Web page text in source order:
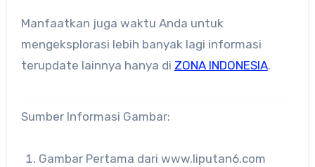
Manfaatkan juga waktu Anda untuk
mengeksplorasi lebih banyak lagi informasi
terupdate lainnya hanya di ZONA INDONESIA.
Sumber Informasi Gambar:
Gambar Pertama dari www.liputan6.com